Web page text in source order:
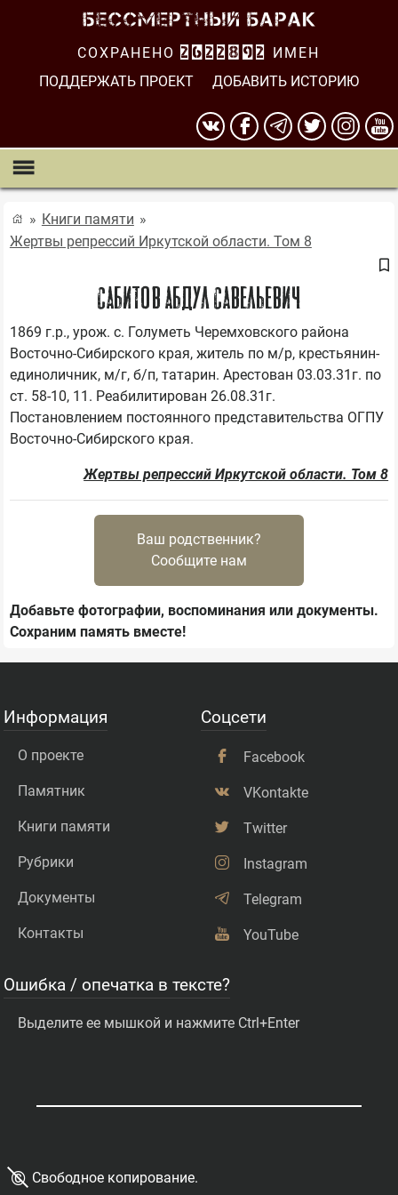
СОХРАНЕНО 2622892
ИМЕН
ПОДДЕРЖАТЬ ПРОЕКТ
ДОБАВИТЬ ИСТОРИЮ
Книги памяти
Жертвы репрессий Иркутской области. Том 8
САБИТОВ АБДУЛ САВЕЛЬЕВИЧ
1869 г.р., урож. с. Голуметь Черемховского района
Восточно-Сибирского края, житель по м/р, крестьянин-
единоличник, м/г, б/п, татарин. Арестован 03.03.31г. по
ст. 58-10, 11. Реабилитирован 26.08.31г.
Постановлением постоянного представительства ОГПУ
Жертвы репрессий Иркутской области. Том 8
Ваш родственник?
Сообщите нам
Добавьте фотографии, воспоминания или документы.
Сохраним память вместе!
Информация
О проекте
Памятник
Книги памяти
Рубрики
Документы
Контакты
Соцсети
Facebook
VKontakte
Twitter
Instagram
Telegram
YouTube
Ошибка / опечатка в тексте?
Выделите ее мышкой и нажмите Ctrl+Enter
© Свободное копирование.